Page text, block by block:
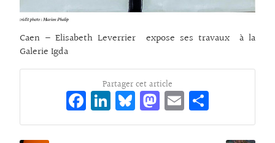
Caen – Elisabeth Leverrier expose ses travaux à la
Galerie Igda
Partager cet article
Fa
ce
Li
n
Bl
ue
M
as
E
m rt